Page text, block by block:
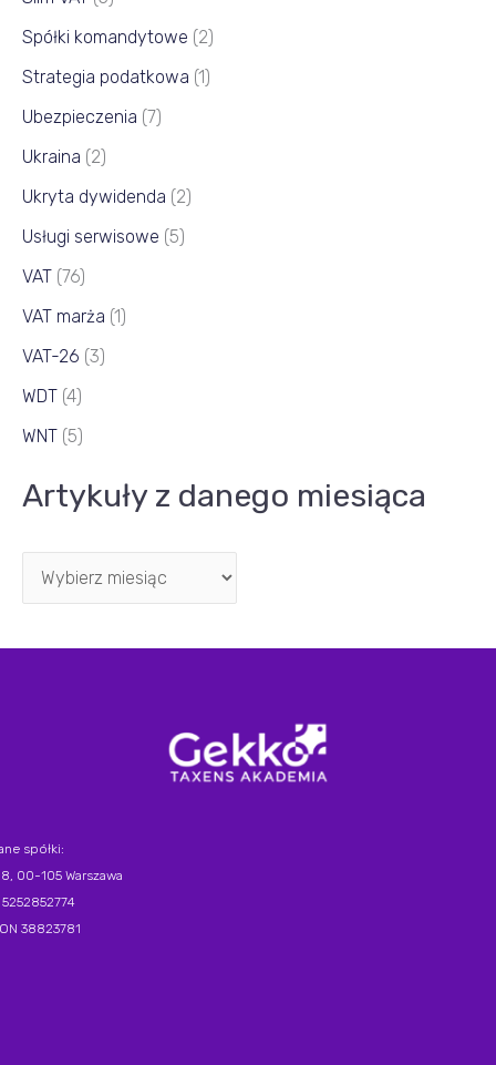
Spółki komandytowe (2)
Strategia podatkowa (1)
Ubezpieczenia (7)
Ukraina (2)
Ukryta dywidenda (2)
Usługi serwisowe (5)
VAT (76)
VAT marża (1)
VAT-26 (3)
WDT (4)
WNT (5)
Artykuły z danego miesiąca
spółki:
00-105 Warszawa
5252852774
38823781